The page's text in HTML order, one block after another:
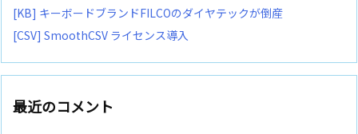
[KB] キーボードブランドFILCOのダイヤテックが倒産
[CSV] SmoothCSV ライセンス導入
最近のコメント